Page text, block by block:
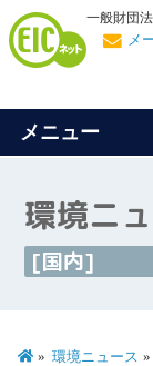
一般財団
メ
メニュー
環境ニ
[国内]
環境ニュース